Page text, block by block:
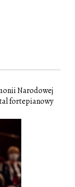
Narodowej
fortepianowy